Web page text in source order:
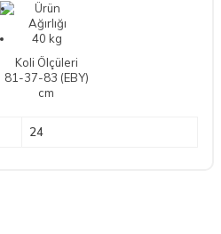
Ürün
Ağırlığı
40 kg
Koli Ölçüleri
81-37-83 (EBY)
cm
24